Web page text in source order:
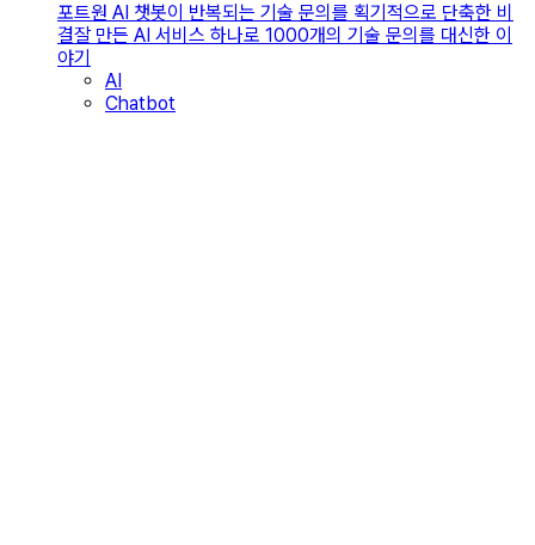
포트원 AI 챗봇이 반복되는 기술 문의를 획기적으로 단축한 비
결잘 만든 AI 서비스 하나로 1000개의 기술 문의를 대신한 이
야기
AI
Chatbot